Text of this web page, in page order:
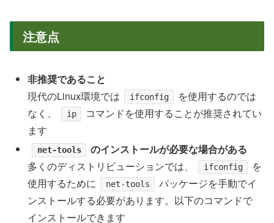
注意点
非推奨であること
現代のLinux環境では
ifconfig
を使用するのでは
なく、
ip
コマンドを使用することが推奨されてい
ます
net-tools
のインストールが必要な場合がある
多くのディストリビューションでは、
ifconfig
を
使用するために
net-tools
パッケージを手動でイ
ンストールする必要があります。以下のコマンドで
インストールできます